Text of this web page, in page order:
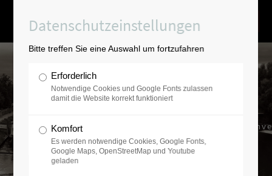
Ausgesucht-verantwortungsvolle
Datenschutzeinstellungen
Bitte treffen Sie eine Auswahl um fortzufahren
Erforderlich
Notwendige Cookies und Google Fonts zulassen
damit die Website korrekt funktioniert
Komfort
Es werden notwendige Cookies, Google Fonts,
Google Maps, OpenStreetMap und Youtube
geladen